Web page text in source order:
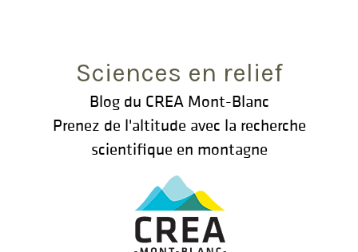
Sciences en relief
Blog du CREA Mont-Blanc
Prenez de l'altitude avec la recherche
scientifique en montagne